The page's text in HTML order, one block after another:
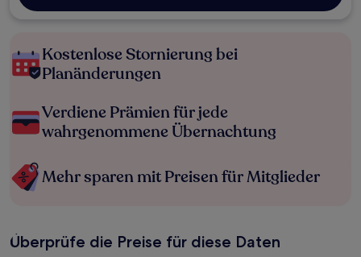
Kostenlose Stornierung bei
Planänderungen
Verdiene Prämien für jede
wahrgenommene Übernachtung
Mehr sparen mit Preisen für Mitglieder
Überprüfe die Preise für diese Daten